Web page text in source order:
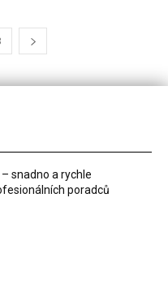
snadno a rychle
poradců